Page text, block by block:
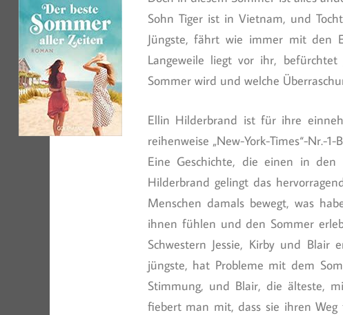
Sohn Tiger ist in Vietnam, und
Jüngste, fährt wie immer mit den
Langeweile liegt vor ihr,
Sommer wird und welche
Ellin Hilderbrand ist für ihre
reihenweise „New-York-Times“-Nr.-
Eine Geschichte, die einen in den
Hilderbrand gelingt das
Menschen damals bewegt, was
ihnen fühlen und den Sommer
Schwestern Jessie, Kirby und Blair
jüngste, hat Probleme mit dem
Stimmung, und Blair, die älteste,
fiebert man mit, dass sie ihren